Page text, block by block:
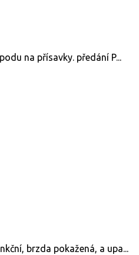
na přísavky. předání P...
brzda pokažená, a upa...